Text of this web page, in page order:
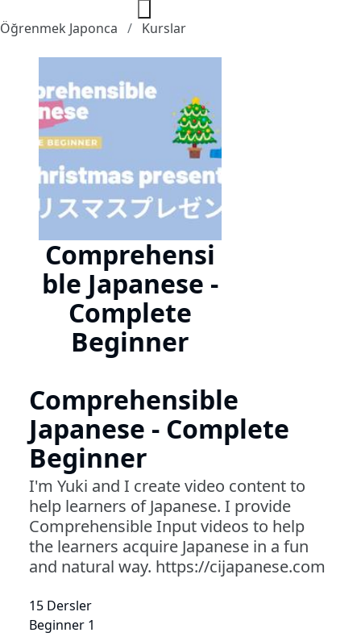
Öğrenmek Japonca Kurslar
Comprehensi
ble Japanese -
Complete
Beginner
Comprehensible
Japanese - Complete
Beginner
I'm Yuki and I create video content to
help learners of Japanese. I provide
Comprehensible Input videos to help
the learners acquire Japanese in a fun
and natural way. https://cijapanese.com
15 Dersler
Beginner 1